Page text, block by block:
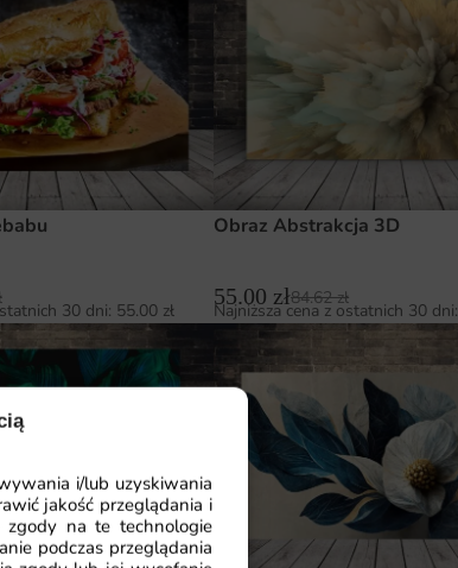
i/lub uzyskiwania
jakość przeglądania i
zgody na te technologie
podczas przeglądania
30 dni: 55.00 zł
Obraz Abstrakcja 3D
55.00 zł84.62zł
Najniższa cena z ostatnich 30 dni: